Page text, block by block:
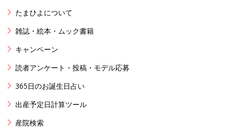
たまひよについて
雑誌・絵本・ムック書籍
キャンペーン
読者アンケート・投稿・モデル応募
365日のお誕生日占い
出産予定日計算ツール
産院検索